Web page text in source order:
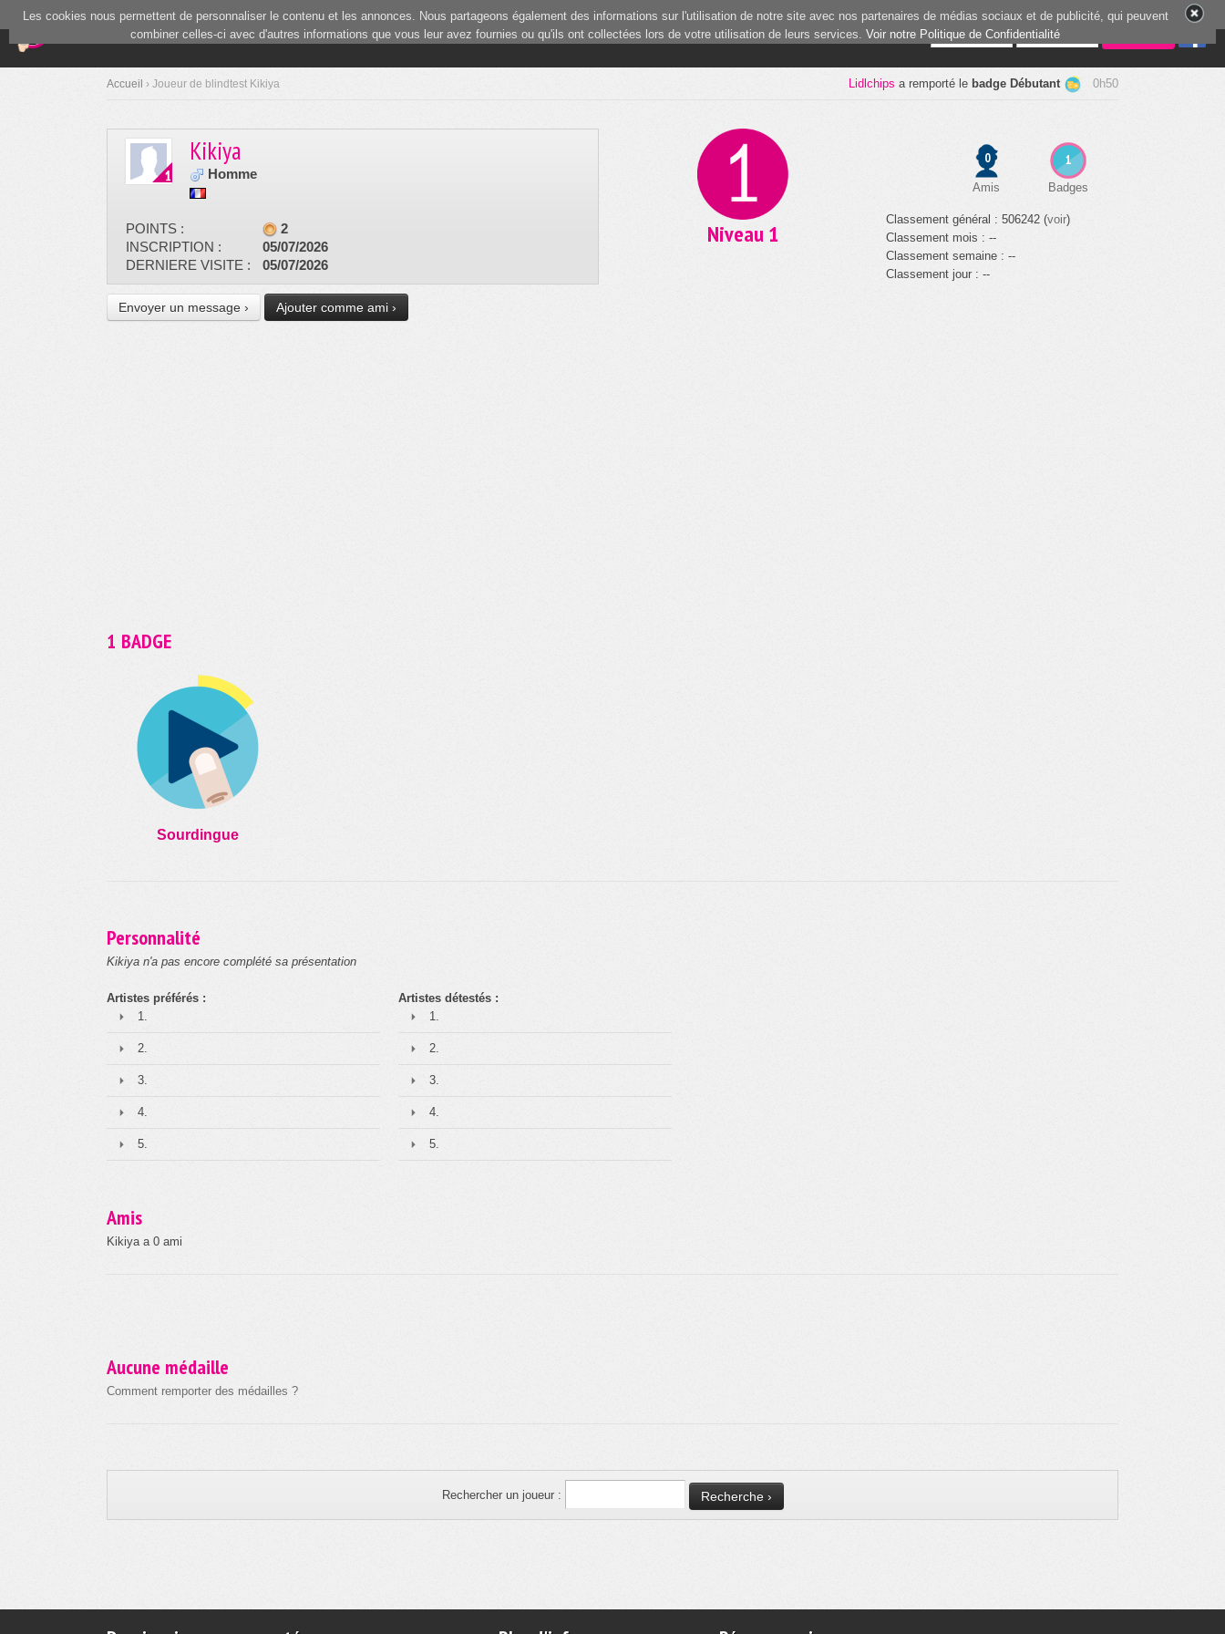
Blind Test(current)
Communauté 1 joueur en ligne
Lidlchips a remporté le badge Débutant 0h50
Accueil › Joueur de blindtest Kikiya
Kikiya
Homme
POINTS :
2
INSCRIPTION :
05/07/2026
DERNIERE VISITE :
05/07/2026
Envoyer un message › Ajouter comme ami ›
Niveau 1
1
Badges
0
Amis
Classement général : 506242 (voir)
Classement mois : --
Classement semaine : --
Classement jour : --
1 BADGE
Sourdingue
Personnalité
Kikiya n'a pas encore complété sa présentation
Artistes préférés :
1.
2.
3.
4.
5.
Artistes détestés :
1.
2.
3.
4.
5.
Amis
Kikiya a 0 ami
Aucune médaille
Comment remporter des médailles ?
Rechercher un joueur :
Les cookies nous permettent de personnaliser le contenu et les annonces. Nous partageons également des informations sur l'utilisation de notre site avec nos partenaires de médias sociaux et de publicité, qui peuvent
combiner celles-ci avec d'autres informations que vous leur avez fournies ou qu'ils ont collectées lors de votre utilisation de leurs services. Voir notre Politique de Confidentialité